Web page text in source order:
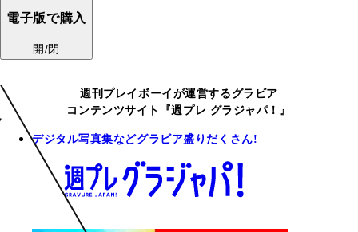
電子版で購入
開/閉
週刊プレイボーイが運営するグラビア
コンテンツサイト『週プレ グラジャパ！』
デジタル写真集などグラビア盛りだくさん!